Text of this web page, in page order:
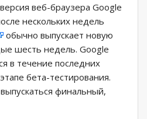
веб-браузера Google
нескольких недель
обычно выпускает новую
шесть недель. Google
в течение последних
бета-тестирования.
финальный,